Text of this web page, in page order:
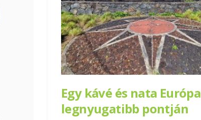
Egy kávé és nata Európa
legnyugatibb pontján